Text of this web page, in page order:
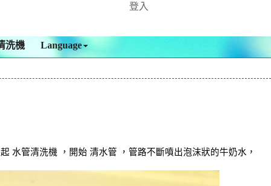
登入
洗機 Language
水管清洗機 ，開始 清水管 ，管路不斷噴出泡沫狀的牛奶水，